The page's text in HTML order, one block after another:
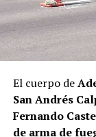
El cuerpo de
San Andrés
Fernando
de arma de